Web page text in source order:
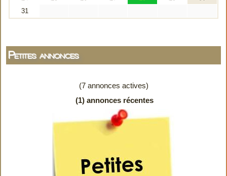
Petites annonces
(7 annonces actives)
(1) annonces récentes